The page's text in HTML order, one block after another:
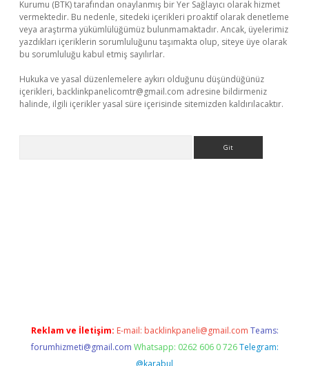
Kurumu (BTK) tarafından onaylanmış bir Yer Sağlayıcı olarak hizmet
vermektedir. Bu nedenle, sitedeki içerikleri proaktif olarak denetleme
veya araştırma yükümlülüğümüz bulunmamaktadır. Ancak, üyelerimiz
yazdıkları içeriklerin sorumluluğunu taşımakta olup, siteye üye olarak
bu sorumluluğu kabul etmiş sayılırlar.
Hukuka ve yasal düzenlemelere aykırı olduğunu düşündüğünüz
içerikleri, backlinkpanelicomtr@gmail.com adresine bildirmeniz
halinde, ilgili içerikler yasal süre içerisinde sitemizden kaldırılacaktır.
Reklam ve İletişim: E-mail: backlinkpaneli@gmail.com Teams:
forumhizmeti@gmail.com Whatsapp: 0262 606 0 726 Telegram:
@karabul